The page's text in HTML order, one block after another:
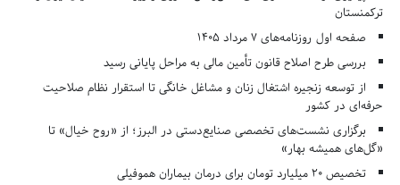
ترکمنستان
صفحه اول روزنامه‌های 7 مرداد 1405
بررسی طرح اصلاح قانون تأمین مالی به مراحل پایانی رسید
از توسعه زنجیره اشتغال زنان و مشاغل خانگی تا استقرار نظام صلاحیت
حرفه‌ای در کشور
برگزاری نشست‌های تخصصی صنایع‌دستی در البرز؛ از «روح خیال» تا
«گل‌های همیشه بهار»
تخصیص ۲۰ میلیارد تومان برای درمان بیماران هموفیلی